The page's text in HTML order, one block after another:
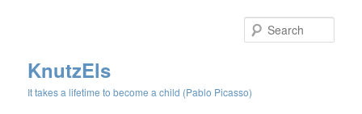
KnutzEls
It takes a lifetime to become a child (Pablo Picasso)